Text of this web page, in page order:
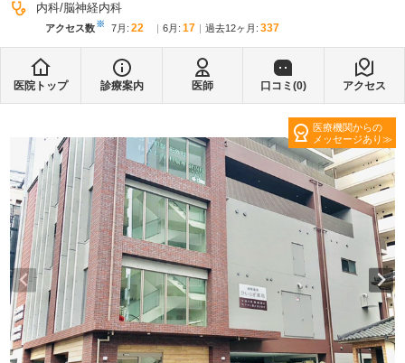
内科 脳神経内科
アクセス数※ 7月 : 22 6月 : 17 過去12ヶ月: 337
医院トップ 診療案内 医師 口コミ(0) アクセス
医療機関からの
メッセージあり